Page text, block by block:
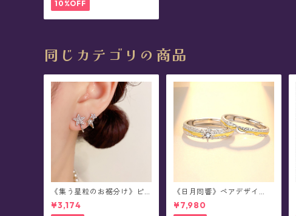
10%OFF
同じカテゴリの商品
《集う星粒のお裾分け》ピ
アス
¥3,174
《日月同響》ペアデザイ
ン・シルバーリング
¥7,980